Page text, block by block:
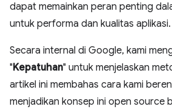
dapat memainkan peran penting
untuk performa dan kualitas aplikasi.
Secara internal di Google, kami
"Kepatuhan" untuk menjelaskan
artikel ini membahas cara kami
menjadikan konsep ini open source